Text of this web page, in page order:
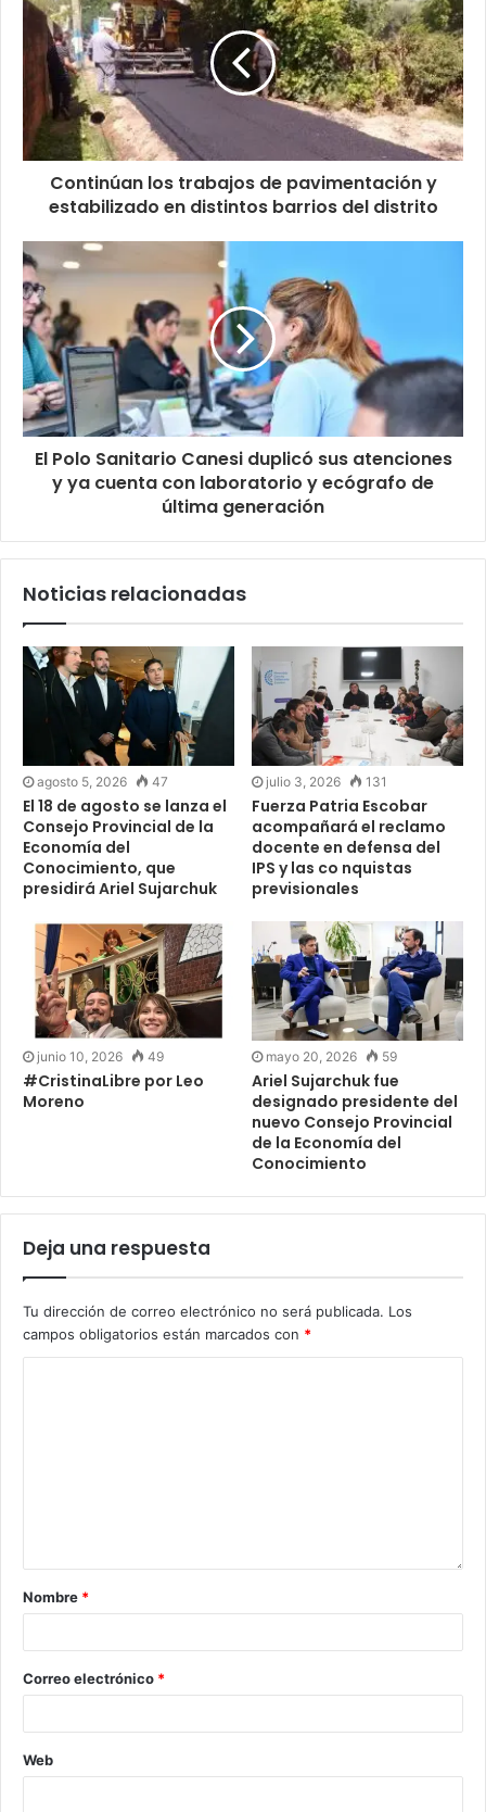
Continúan los trabajos de pavimentación y
estabilizado en distintos barrios del distrito
El Polo Sanitario Canesi duplicó sus atenciones
y ya cuenta con laboratorio y ecógrafo de
última generación
Noticias relacionadas
agosto 5, 2026 47
El 18 de agosto se lanza el
Consejo Provincial de la
Economía del
Conocimiento, que
presidirá Ariel Sujarchuk
julio 3, 2026 131
Fuerza Patria Escobar
acompañará el reclamo
docente en defensa del
IPS y las co nquistas
previsionales
junio 10, 2026 49
#CristinaLibre por Leo
Moreno
mayo 20, 2026 59
Ariel Sujarchuk fue
designado presidente del
nuevo Consejo Provincial
de la Economía del
Conocimiento
Deja una respuesta
Tu dirección de correo electrónico no será publicada. Los
campos obligatorios están marcados con *
Nombre *
Correo electrónico *
Web